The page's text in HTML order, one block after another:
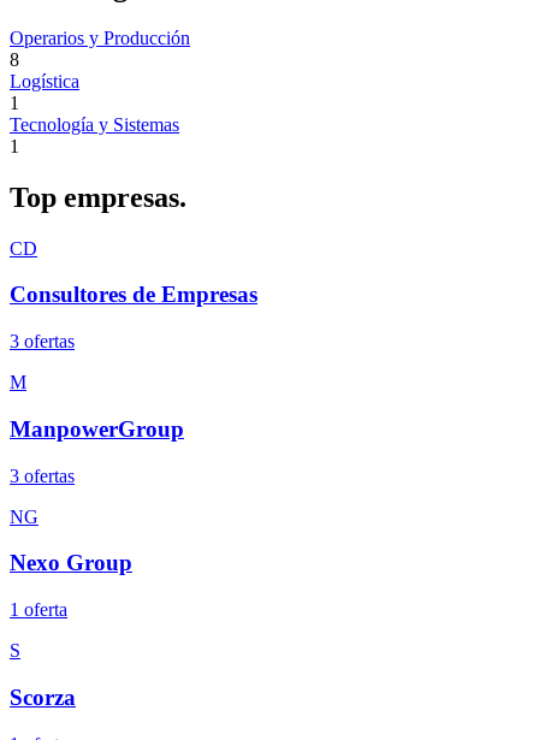
Operarios y Producción
8
Logística
1
Tecnología y Sistemas
1
Top empresas.
CD
Consultores de Empresas
3 ofertas
M
ManpowerGroup
3 ofertas
NG
Nexo Group
1 oferta
S
Scorza